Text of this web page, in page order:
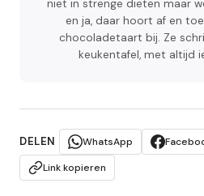
niet in strenge dieten maar
en ja, daar hoort af en
chocoladetaart bij. Ze
keukentafel, met altijd
DELEN WhatsApp
Link kopieren